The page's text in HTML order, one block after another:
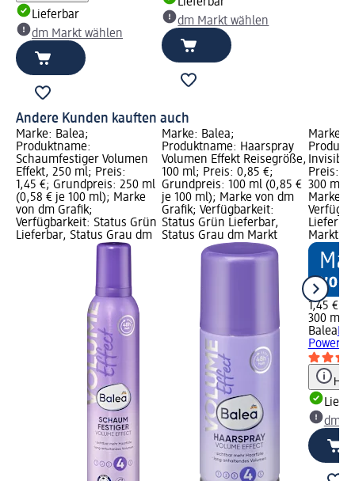
Lieferbar
dm Markt wählen
dm Markt wählen
Andere Kunden kauften auch
Marke: Balea;
Produktname:
Schaumfestiger Volumen
Effekt, 250 ml; Preis:
1,45 €; Grundpreis: 250 ml
(0,58 € je 100 ml); Marke
von dm Grafik;
Verfügbarkeit: Status Grün
Lieferbar, Status Grau dm
Marke: Balea;
Produktname: Haarspray
Volumen Effekt Reisegröße,
100 ml; Preis: 0,85 €;
Grundpreis: 100 ml (0,85 €
je 100 ml); Marke von dm
Grafik; Verfügbarkeit:
Status Grün Lieferbar,
Status Grau dm Markt
Marke:
Preis:
300 ml
Marke
Markt
1,45 €
300 ml
Balea
Power,
dm